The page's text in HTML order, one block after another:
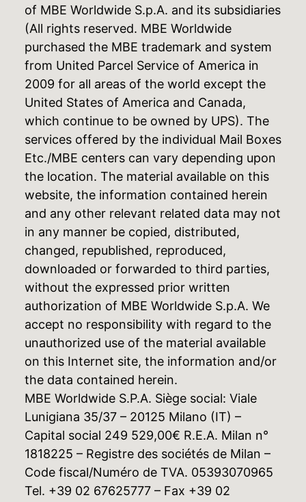
of MBE Worldwide S.p.A. and its subsidiaries
(All rights reserved. MBE Worldwide
purchased the MBE trademark and system
from United Parcel Service of America in
2009 for all areas of the world except the
United States of America and Canada,
which continue to be owned by UPS). The
services offered by the individual Mail Boxes
Etc./MBE centers can vary depending upon
the location. The material available on this
website, the information contained herein
and any other relevant related data may not
in any manner be copied, distributed,
changed, republished, reproduced,
downloaded or forwarded to third parties,
without the expressed prior written
authorization of MBE Worldwide S.p.A. We
accept no responsibility with regard to the
unauthorized use of the material available
on this Internet site, the information and/or
the data contained herein.
MBE Worldwide S.P.A. Siège social: Viale
Lunigiana 35/37 – 20125 Milano (IT) –
Capital social 249 529,00€ R.E.A. Milan n°
1818225 – Registre des sociétés de Milan –
Code fiscal/Numéro de TVA. 05393070965
Tel. +39 02 67625777 – Fax +39 02